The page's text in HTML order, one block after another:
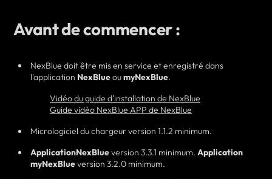
Avant de commencer :
NexBlue doit être mis en service et enregistré dans
l'application NexBlueoumyNexBlue.
Vidéo du guide d'installation de NexBlue
Guide vidéo NexBlue APP de NexBlue
Micrologiciel du chargeur version 1.1.2 minimum.
ApplicationNexBlueversion 3.3.1 minimum. Application
myNexBlueversion 3.2.0 minimum.